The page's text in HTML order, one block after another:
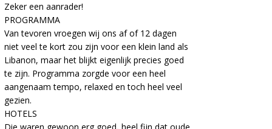
Zeker een aanrader!
PROGRAMMA
Van tevoren vroegen wij ons af of 12 dagen
niet veel te kort zou zijn voor een klein land als
Libanon, maar het blijkt eigenlijk precies goed
te zijn. Programma zorgde voor een heel
aangenaam tempo, relaxed en toch heel veel
gezien.
HOTELS